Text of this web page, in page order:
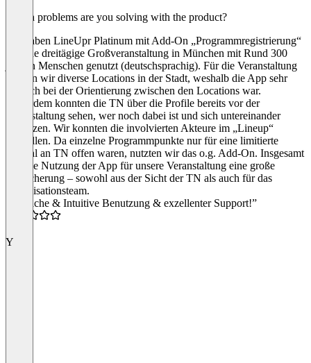
Which problems are you solving with the product?
Wir haben LineUpr Platinum mit Add-On „Programmregistrierung“
für eine dreitägige Großveranstaltung in München mit Rund 300
jungen Menschen genutzt (deutschsprachig). Für die Veranstaltung
nutzten wir diverse Locations in der Stadt, weshalb die App sehr
nützlich bei der Orientierung zwischen den Locations war.
Außerdem konnten die TN über die Profile bereits vor der
Veranstaltung sehen, wer noch dabei ist und sich untereinander
vernetzen. Wir konnten die involvierten Akteure im „Lineup“
vorstellen. Da einzelne Programmpunkte nur für eine limitierte
Anzahl an TN offen waren, nutzten wir das o.g. Add-On. Insgesamt
war die Nutzung der App für unsere Veranstaltung eine große
Bereicherung – sowohl aus der Sicht der TN als auch für das
Organisationsteam.
“Einfache & Intuitive Benutzung & exzellenter Support!”
Y